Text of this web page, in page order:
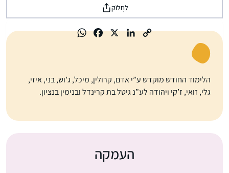
לַחֲלוֹק
הלימוד החודש מוקדש ע”י אדם, קרולין, מיכל, ג’וש, בני, איזי,
גלי, זואי, ז’קי ויהודה לע”נ גיטל בת קרינדל ובנימין בנציון.
העמקה